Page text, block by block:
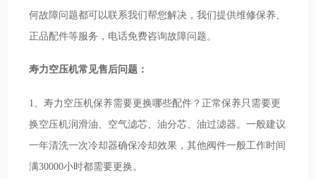
何故障问题都可以联系我们帮您解决，我们提供维修保养、
正品配件等服务，电话免费咨询故障问题。
寿力空压机常见售后问题：
1、寿力空压机保养需要更换哪些配件？正常保养只需要更
换空压机润滑油、空气滤芯、油分芯、油过滤器。一般建议
一年清洗一次冷却器确保冷却效果，其他阀件一般工作时间
满30000小时都需要更换。